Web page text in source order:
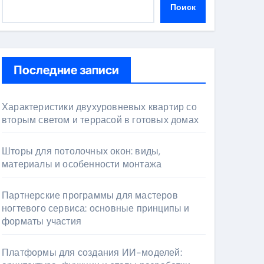
Поиск
Последние записи
Характеристики двухуровневых квартир со
вторым светом и террасой в готовых домах
Шторы для потолочных окон: виды,
материалы и особенности монтажа
Партнерские программы для мастеров
ногтевого сервиса: основные принципы и
форматы участия
Платформы для создания ИИ-моделей: